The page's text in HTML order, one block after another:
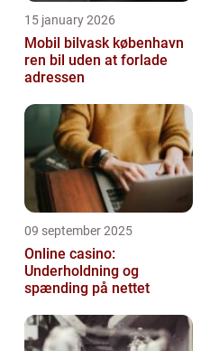
15 january 2026
Mobil bilvask københavn
ren bil uden at forlade
adressen
09 september 2025
Online casino:
Underholdning og
spænding på nettet